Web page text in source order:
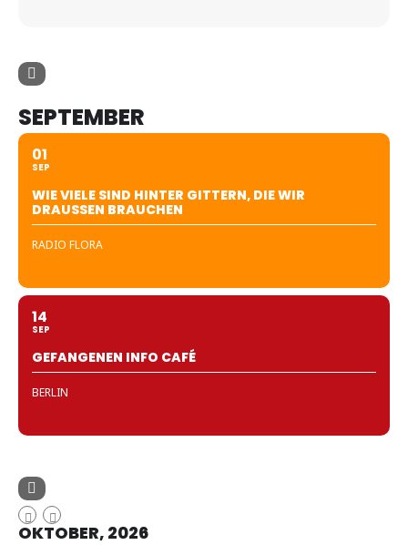
SEPTEMBER
01
SEP
WIE VIELE SIND HINTER GITTERN, DIE WIR
DRAUSSEN BRAUCHEN
RADIO FLORA
14
SEP
GEFANGENEN INFO CAFÉ
BERLIN
OKTOBER, 2026